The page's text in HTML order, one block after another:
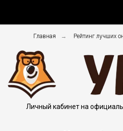
Главная → Рейтинг лучших
Личный кабинет на